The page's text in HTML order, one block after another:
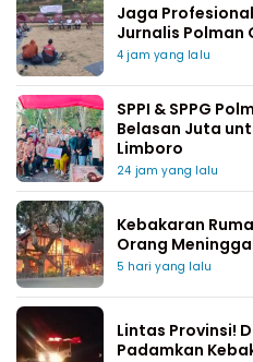
Jaga
Jurnalis Polman
4 jam yang lalu
SPPI & SPPG
Belasan Juta
Limboro
24 jam yang lalu
Kebakaran
Orang
5 hari yang lalu
Lintas Provinsi!
Padamkan